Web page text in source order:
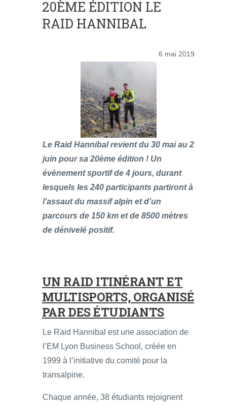
20ÈME ÉDITION LE
RAID HANNIBAL
6 mai 2019
Le Raid Hannibal revient du 30 mai au 2
juin pour sa 20ème édition ! Un
évènement sportif de 4 jours, durant
lesquels les 240 participants partiront à
l’assaut du massif alpin et d’un
parcours de 150 km et de 8500 mètres
de dénivelé positif.
UN RAID ITINÉRANT ET
MULTISPORTS, ORGANISÉ
PAR DES ÉTUDIANTS
Le Raid Hannibal est une association de
l’EM Lyon Business School, créée en
1999 à l’initiative du comité pour la
transalpine.
Chaque année, 38 étudiants rejoignent